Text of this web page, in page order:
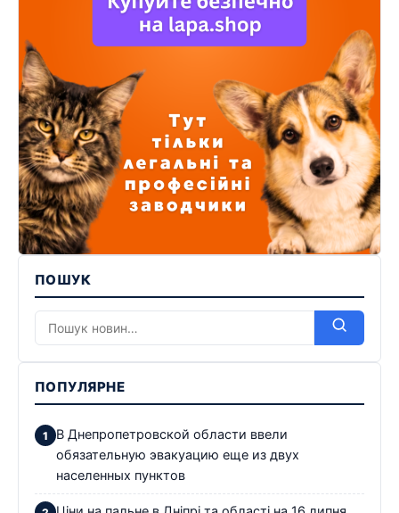
ПОШУК
ПОПУЛЯРНЕ
В Днепропетровской области ввели
обязательную эвакуацию еще из двух
населенных пунктов